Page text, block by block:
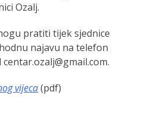
Ozalj.
pratiti tijek sjednice
najavu na telefon
vijeca(pdf)